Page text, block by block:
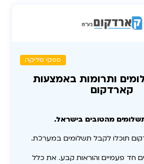
ספקי סליקה
ותרומות באמצעות
קארדקום
מהטובים בישראל.
תוכלו לקבל תשלומים במערכת.
חד פעמיים והוראות קבע. את כלל